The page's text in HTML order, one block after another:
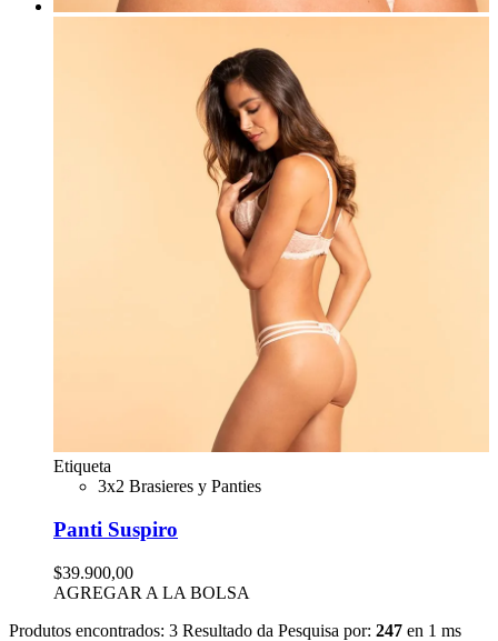
Etiqueta
3x2 Brasieres y Panties
Panti Suspiro
$39.900,00
AGREGAR A LA BOLSA
Produtos encontrados: 3 Resultado da Pesquisa por: 247 en 1 ms